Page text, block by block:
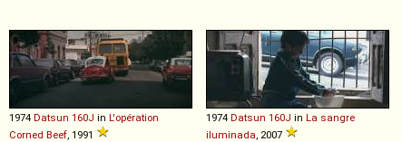
1974 Datsun 160J in L'opération
Corned Beef , 1991
1974 Datsun 160J in La sangre
iluminada , 2007